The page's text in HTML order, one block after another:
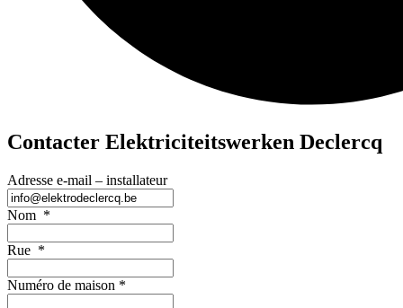
Contacter Elektriciteitswerken Declercq
Adresse e-mail – installateur
Nom *
Rue *
Numéro de maison *